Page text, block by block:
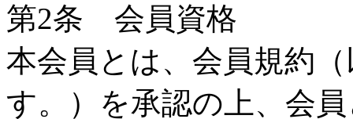
第2条 会員資格
本会員とは、会員規約
す。）を承認の上、会